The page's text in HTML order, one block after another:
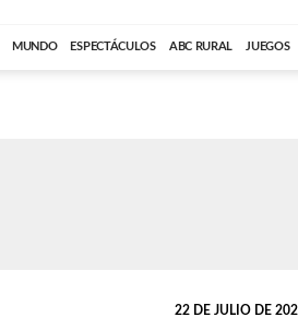
MUNDO ESPECTÁCULOS ABC RURAL JUEGOS
22 DE JULIO DE